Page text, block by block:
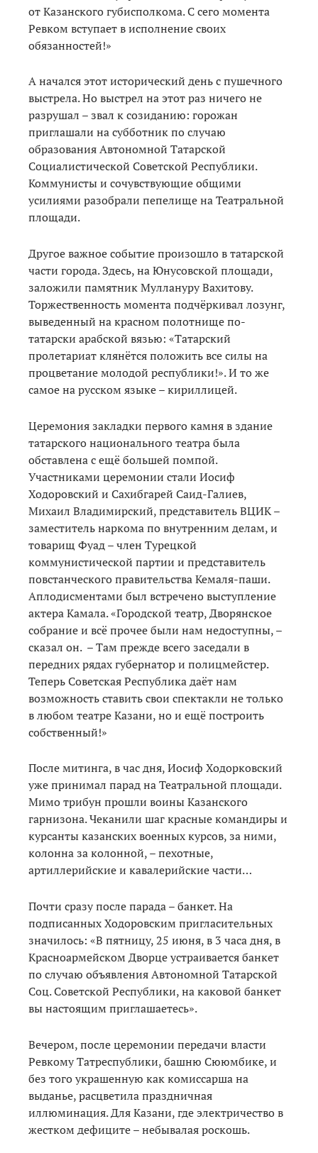
от Казанского губисполкома. С сего момента
Ревком вступает в исполнение своих
обязанностей!»
А начался этот исторический день с пушечного
выстрела. Но выстрел на этот раз ничего не
разрушал – звал к созиданию: горожан
приглашали на субботник по случаю
образования Автономной Татарской
Социалистической Советской Республики.
Коммунисты и сочувствующие общими
усилиями разобрали пепелище на Театральной
площади.
Другое важное событие произошло в татарской
части города. Здесь, на Юнусовской площади,
заложили памятник Муллануру Вахитову.
Торжественность момента подчёркивал лозунг,
выведенный на красном полотнище по-
татарски арабской вязью: «Татарский
пролетариат клянётся положить все силы на
процветание молодой республики!». И то же
самое на русском языке – кириллицей.
Церемония закладки первого камня в здание
татарского национального театра была
обставлена с ещё большей помпой.
Участниками церемонии стали Иосиф
Ходоровский и Сахибгарей Саид-Галиев,
Михаил Владимирский, представитель ВЦИК –
заместитель наркома по внутренним делам, и
товарищ Фуад – член Турецкой
коммунистической партии и представитель
повстанческого правительства Кемаля-паши.
Аплодисментами был встречено выступление
актера Камала. «Городской театр, Дворянское
собрание и всё прочее были нам недоступны, –
сказал он. – Там прежде всего заседали в
передних рядах губернатор и полицмейстер.
Теперь Советская Республика даёт нам
возможность ставить свои спектакли не только
в любом театре Казани, но и ещё построить
собственный!»
После митинга, в час дня, Иосиф Ходорковский
уже принимал парад на Театральной площади.
Мимо трибун прошли воины Казанского
гарнизона. Чеканили шаг красные командиры и
курсанты казанских военных курсов, за ними,
колонна за колонной, – пехотные,
артиллерийские и кавалерийские части…
Почти сразу после парада – банкет. На
подписанных Ходоровским пригласительных
значилось: «В пятницу, 25 июня, в 3 часа дня, в
Красноармейском Дворце устраивается банкет
по случаю объявления Автономной Татарской
Соц. Советской Республики, на каковой банкет
вы настоящим приглашаетесь».
Вечером, после церемонии передачи власти
Ревкому Татреспублики, башню Сююмбике, и
без того украшенную как комиссарша на
выданье, расцветила праздничная
иллюминация. Для Казани, где электричество в
жестком дефиците – небывалая роскошь.